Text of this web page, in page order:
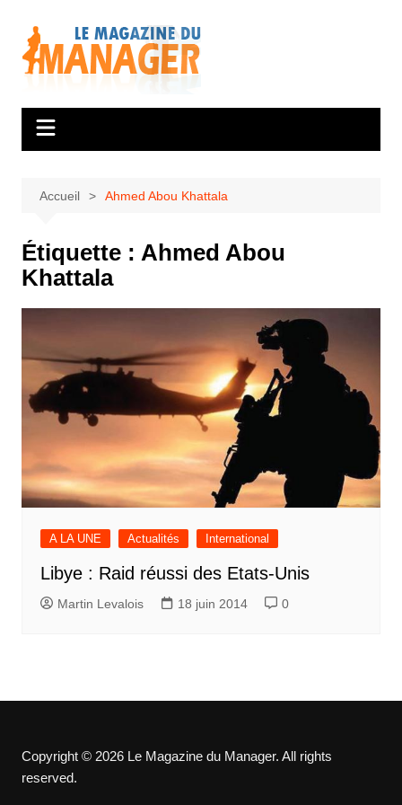
contenu
Accueil Ahmed Abou Khattala
Étiquette : Ahmed Abou
Khattala
A LA UNE Actualités International
Libye : Raid réussi des Etats-Unis
Martin Levalois 18 juin 2014 0
Copyright © 2026 Le Magazine du Manager. All rights
reserved.